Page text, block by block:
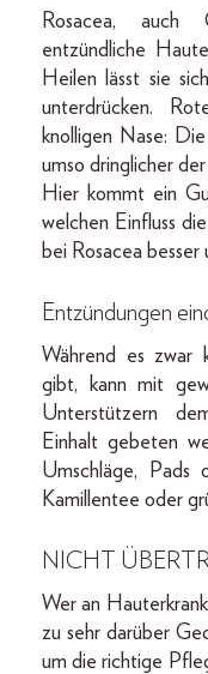
Rosacea, auch
entzündliche
Heilen lässt sie
unterdrücken.
knolligen Nase:
umso dringlicher
Hier kommt ein
welchen Einfluss
bei Rosacea besser
Entzündungen
Während es zwar
gibt, kann mit
Unterstützern
Einhalt gebeten
Umschläge, Pads
Kamillentee oder
NICHT
Wer an
zu sehr darüber
um die richtige